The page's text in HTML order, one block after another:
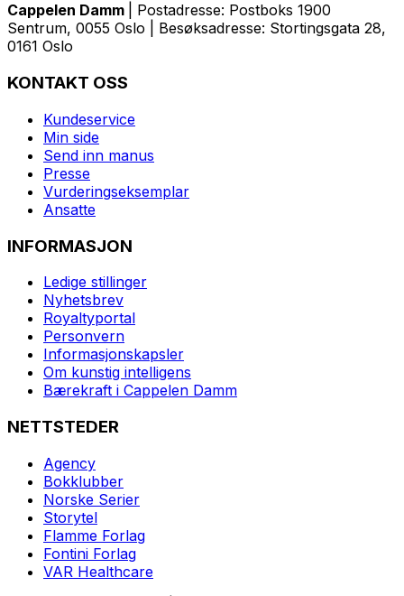
Cappelen Damm
| Postadresse: Postboks 1900
Sentrum, 0055 Oslo | Besøksadresse: Stortingsgata 28,
0161 Oslo
KONTAKT OSS
Kundeservice
Min side
Send inn manus
Presse
Vurderingseksemplar
Ansatte
INFORMASJON
Ledige stillinger
Nyhetsbrev
Royaltyportal
Personvern
Informasjonskapsler
Om kunstig intelligens
Bærekraft i Cappelen Damm
NETTSTEDER
Agency
Bokklubber
Norske Serier
Storytel
Flamme Forlag
Fontini Forlag
VAR Healthcare